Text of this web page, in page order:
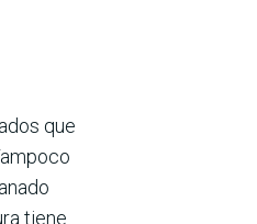
que
tiene